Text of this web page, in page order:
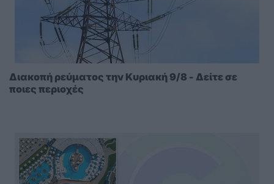
Διακοπή ρεύματος την Κυριακή 9/8 - Δείτε σε
ποιες περιοχές